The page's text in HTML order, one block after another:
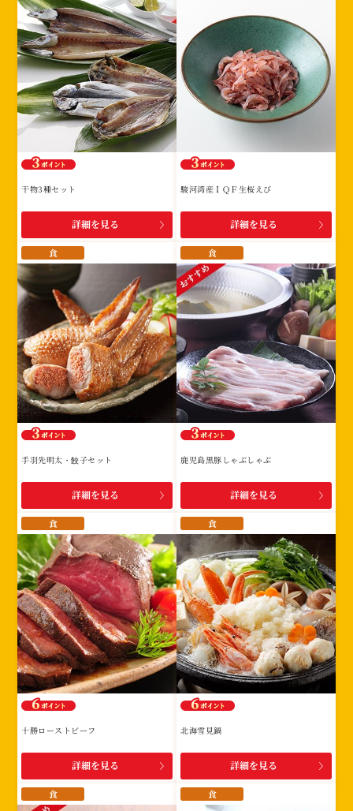
干物3種セット
詳細を見る
駿河湾産ＩＱＦ生桜えび
詳細を見る
食
手羽先明太・餃子セット
詳細を見る
食
鹿児島黒豚しゃぶしゃぶ
詳細を見る
食
十勝ローストビーフ
詳細を見る
食
北海雪見鍋
詳細を見る
食 食